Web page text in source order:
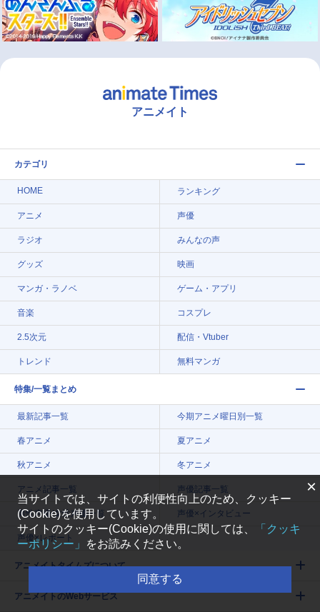
アニメイト
カテゴリ
HOME ランキング
アニメ 声優
ラジオ みんなの声
グッズ 映画
マンガ・ラノベ ゲーム・アプリ
音楽 コスプレ
2.5次元 配信・Vtuber
トレンド 無料マンガ
特集/一覧まとめ
最新記事一覧 今期アニメ曜日別一覧
春アニメ 夏アニメ
秋アニメ 冬アニメ
アニメ記事一覧 声優記事一覧
男性声優/女性声優一覧 声優×インタビュー
声優×レポート
アニメイトタイムズについて
アニメイトのWebサービス
×
当サイトでは、サイトの利便性向上のため、クッキー
(Cookie)を使用しています。
サイトのクッキー(Cookie)の使用に関しては、
「クッキ
ーポリシー」
をお読みください。
同意する